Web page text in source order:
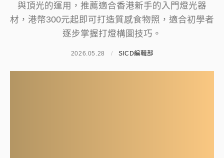
與頂光的運用，推薦適合香港新手的入門燈光器
材，港幣300元起即可打造質感食物照，適合初學者
逐步掌握打燈構圖技巧。
2026.05.28 / SICD編輯部